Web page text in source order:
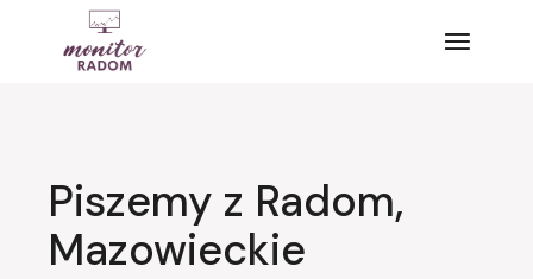
Piszemy z Radom,
Mazowieckie